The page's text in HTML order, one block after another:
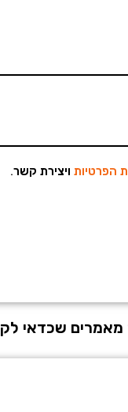
ויצירת קשר.
שכדאי לקרוא!